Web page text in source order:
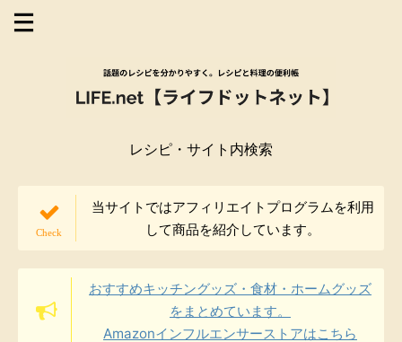
レシピ・サイト内検索
当サイトではアフィリエイトプログラムを利用
して商品を紹介しています。
おすすめキッチングッズ・食材・ホームグッズ
をまとめています。
Amazonインフルエンサーストアはこちら